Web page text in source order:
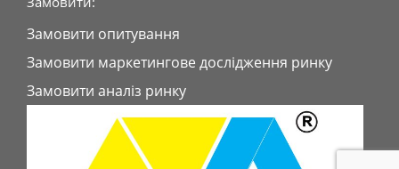
Замовити опитування
Замовити маркетингове дослідження ринку
Замовити аналіз ринку